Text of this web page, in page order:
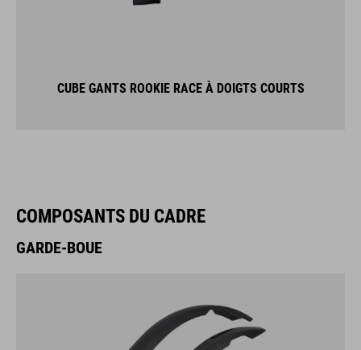
CUBE GANTS ROOKIE RACE À DOIGTS COURTS
COMPOSANTS DU CADRE
GARDE-BOUE